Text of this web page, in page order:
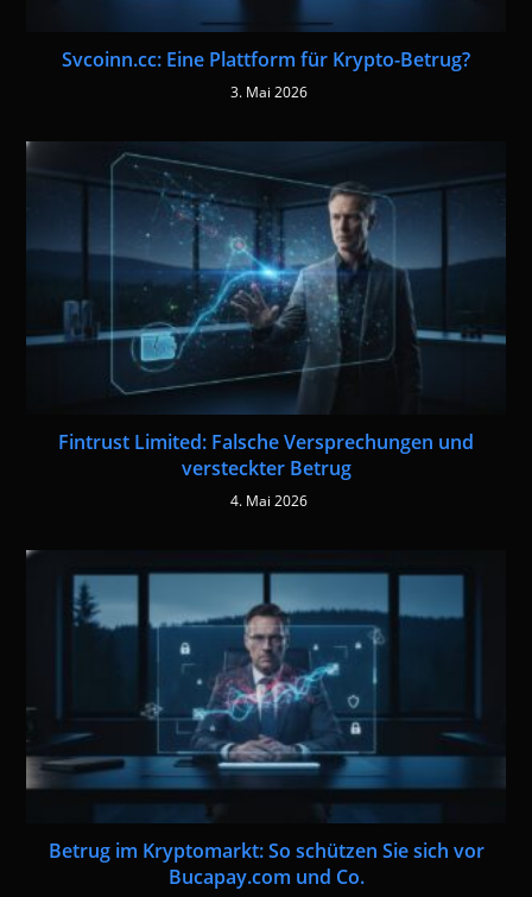
Svcoinn.cc: Eine Plattform für Krypto-Betrug?
3. Mai 2026
Fintrust Limited: Falsche Versprechungen und
versteckter Betrug
4. Mai 2026
Betrug im Kryptomarkt: So schützen Sie sich vor
Bucapay.com und Co.